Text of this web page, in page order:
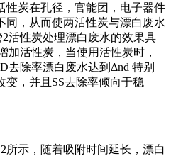
炭在孔径，官能团，电子器件
同，从而使两活性炭与漂白废水
活性炭处理漂白废水的效果具
加活性炭，当使用活性炭时，
去除率漂白废水达到Δnd 特别
，并且SS去除率倾向于稳
示，随着吸附时间延长，漂白